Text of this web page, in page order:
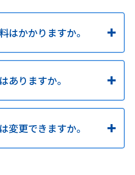
はかかりますか。
ありますか。
変更できますか。